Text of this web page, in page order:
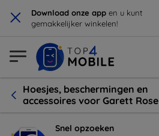
× Download onze app en u kunt
gemakkelijker winkelen!
Hoesjes, beschermingen en
accessoires voor Garett Rose
Snel opzoeken